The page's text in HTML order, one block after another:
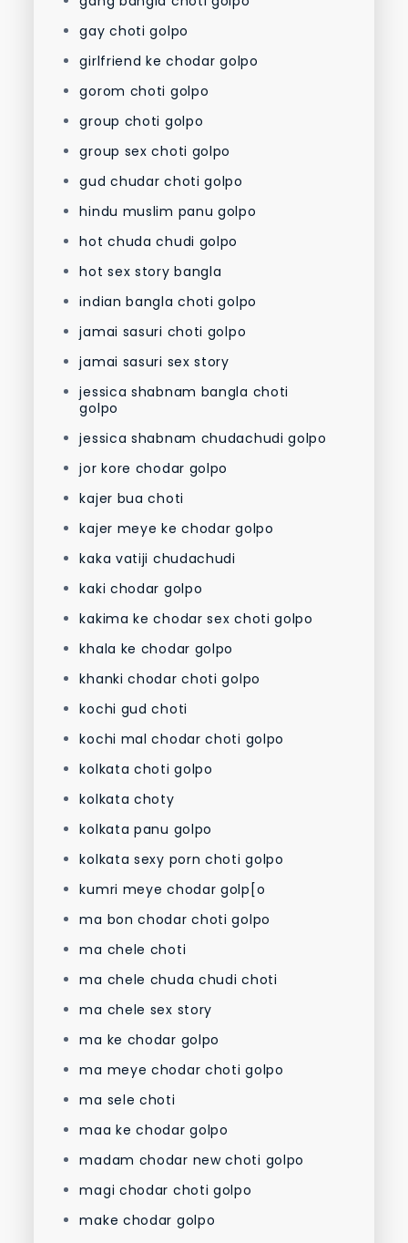
gay choti golpo
girlfriend ke chodar golpo
gorom choti golpo
group choti golpo
group sex choti golpo
gud chudar choti golpo
hindu muslim panu golpo
hot chuda chudi golpo
hot sex story bangla
indian bangla choti golpo
jamai sasuri choti golpo
jamai sasuri sex story
jessica shabnam bangla choti
golpo
jessica shabnam chudachudi golpo
jor kore chodar golpo
kajer bua choti
kajer meye ke chodar golpo
kaka vatiji chudachudi
kaki chodar golpo
kakima ke chodar sex choti golpo
khala ke chodar golpo
khanki chodar choti golpo
kochi gud choti
kochi mal chodar choti golpo
kolkata choti golpo
kolkata choty
kolkata panu golpo
kolkata sexy porn choti golpo
kumri meye chodar golp[o
ma bon chodar choti golpo
ma chele choti
ma chele chuda chudi choti
ma chele sex story
ma ke chodar golpo
ma meye chodar choti golpo
ma sele choti
maa ke chodar golpo
madam chodar new choti golpo
magi chodar choti golpo
make chodar golpo